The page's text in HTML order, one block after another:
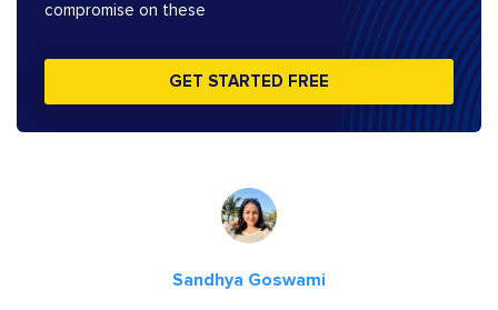
compromise on these
GET STARTED FREE
Sandhya Goswami